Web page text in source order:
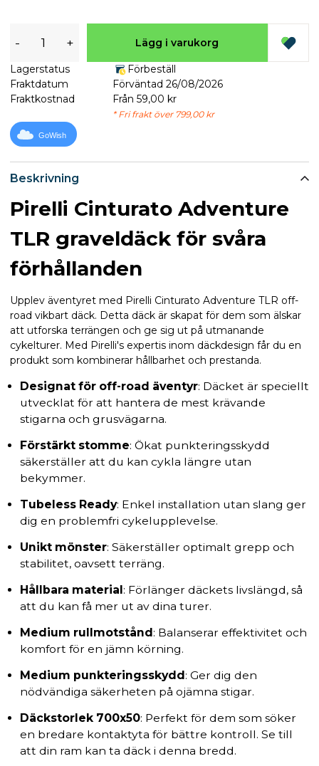
Beskrivning
Pirelli Cinturato Adventure
TLR graveldäck för svåra
förhållanden
Upplev äventyret med Pirelli Cinturato Adventure TLR off-
road vikbart däck. Detta däck är skapat för dem som älskar
att utforska terrängen och ge sig ut på utmanande
cykelturer. Med Pirelli's expertis inom däckdesign får du en
produkt som kombinerar hållbarhet och prestanda.
Designat för off-road äventyr: Däcket är speciellt
utvecklat för att hantera de mest krävande
stigarna och grusvägarna.
Förstärkt stomme: Ökat punkteringsskydd
säkerställer att du kan cykla längre utan
bekymmer.
Tubeless Ready: Enkel installation utan slang ger
dig en problemfri cykelupplevelse.
Unikt mönster: Säkerställer optimalt grepp och
stabilitet, oavsett terräng.
Hållbara material : Förlänger däckets livslängd, så
att du kan få mer ut av dina turer.
Medium rullmotstånd : Balanserar effektivitet och
komfort för en jämn körning.
Medium punkteringsskydd : Ger dig den
nödvändiga säkerheten på ojämna stigar.
Däckstorlek 700x50: Perfekt för dem som söker
en bredare kontaktyta för bättre kontroll. Se till
att din ram kan ta däck i denna bredd.
- + Lägg i varukorg
Lagerstatus
Förbeställ
Fraktdatum
Förväntad 26/08/2026
Fraktkostnad
Från 59,00 kr
* Fri frakt över 799,00 kr
GoWish